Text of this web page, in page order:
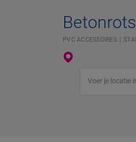
Betonrots
PVC ACCESSOIRES